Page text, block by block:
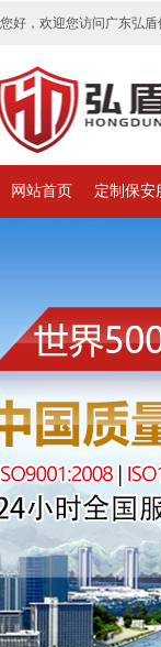
您好，欢迎您访问广东弘盾
网站首页 定制保安